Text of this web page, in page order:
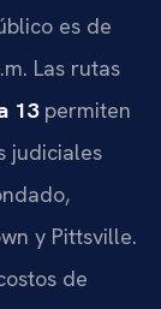
es de
Las rutas
13permiten
judiciales
y Pittsville.
de